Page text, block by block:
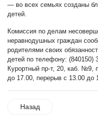
— во всех семьях созданы
детей.
Комиссия по делам
неравнодушных граждан
родителями своих
детей по телефону: (840150)
Курортный пр-т, 20, каб. №9,
до 17.00, перерыв с 13.00 до
Назад